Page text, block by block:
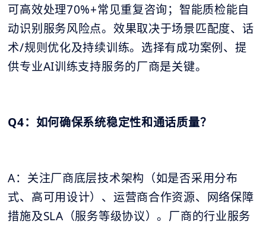
可高效处理70%+常见重复咨询；智能质检能自
动识别服务风险点。效果取决于场景匹配度、话
术/规则优化及持续训练。选择有成功案例、提
供专业AI训练支持服务的厂商是关键。
Q4：如何确保系统稳定性和通话质量？
A：关注厂商底层技术架构（如是否采用分布
式、高可用设计）、运营商合作资源、网络保障
措施及SLA（服务等级协议）。厂商的行业服务